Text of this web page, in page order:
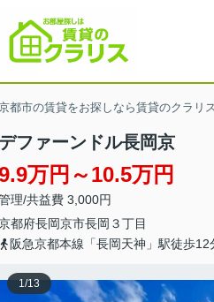
都市の賃貸をお探しなら賃貸のクラリ
デファーンドル長岡京
万円～10.5万円
理/共益費 3,000円
都府長岡京市長岡 ３丁目
阪急京都本線「長岡天神」駅徒歩12
1/13